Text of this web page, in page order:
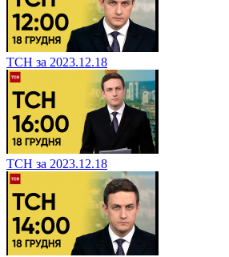
ТСН за 2023.12.18
ТСН за 2023.12.18